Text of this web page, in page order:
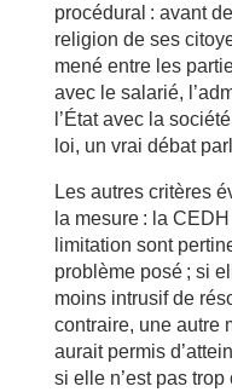
procédural : avant
religion de ses
mené entre les
avec le salarié,
l’État avec la
loi, un vrai débat
Les autres critères
la mesure : la
limitation sont
problème posé ; si
moins intrusif de
contraire, une autre
aurait permis
si elle n’est pas